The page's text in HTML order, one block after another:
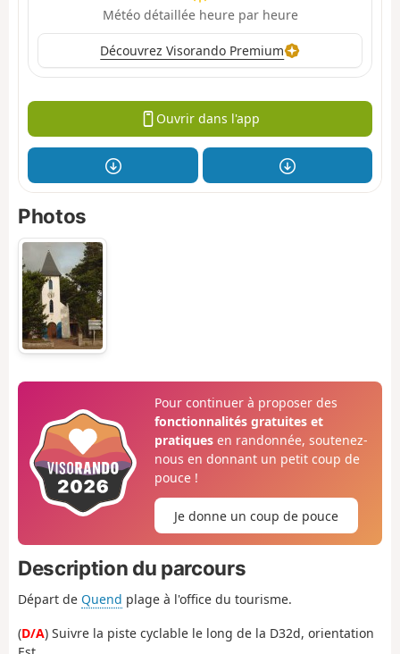
Météo détaillée heure par heure
Découvrez Visorando Premium
Ouvrir dans l'app
Photos
Pour continuer à proposer des
fonctionnalités gratuites et
pratiquesen randonnée, soutenez-
nous en donnant un petit coup de
pouce !
Je donne un coup de pouce
Description du parcours
Départ de Quend plage à l'office du tourisme.
(D/A) Suivre la piste cyclable le long de la D32d, orientation